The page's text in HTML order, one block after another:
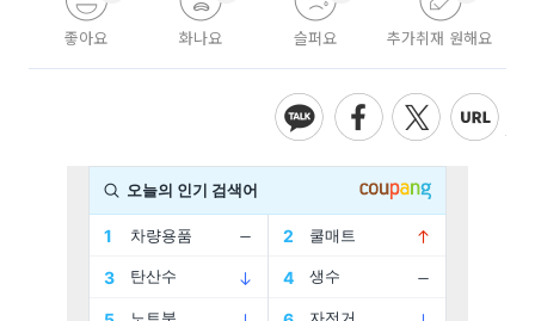
좋아요 화나요 슬퍼요 추가취재 원해요